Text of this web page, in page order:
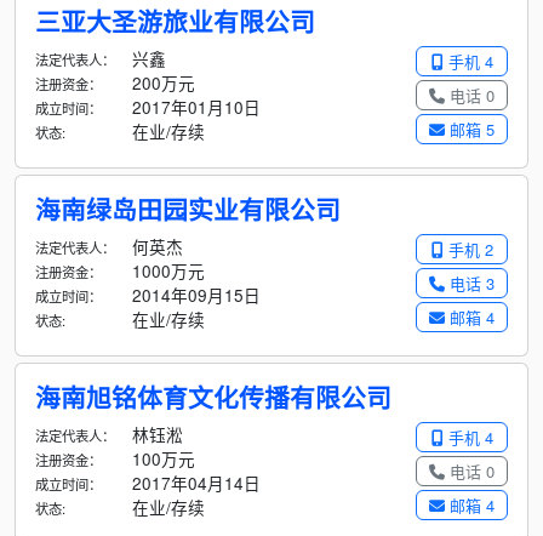
三亚大圣游旅业有限公司
手机 4
电话 0
邮箱 5
法定代表人： 兴鑫
注册资金： 200万元
成立时间： 2017年01月10日
状态: 在业/存续
海南绿岛田园实业有限公司
手机 2
电话 3
邮箱 4
法定代表人： 何英杰
注册资金： 1000万元
成立时间： 2014年09月15日
状态: 在业/存续
海南旭铭体育文化传播有限公司
手机 4
电话 0
邮箱 4
法定代表人： 林钰淞
注册资金： 100万元
成立时间： 2017年04月14日
状态: 在业/存续